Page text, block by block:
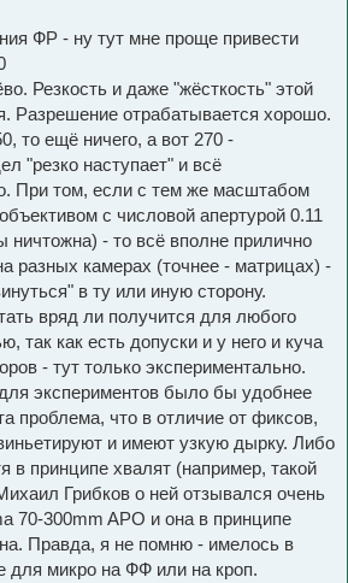
ФР - ну тут мне проще привести
Резкость и даже "жёсткость" этой
Разрешение отрабатывается хорошо.
то ещё ничего, а вот 270 -
"резко наступает" и всё
При том, если с тем же масштабом
с числовой апертурой 0.11
ничтожна) - то всё вполне прилично
разных камерах (точнее - матрицах) -
в ту или иную сторону.
вряд ли получится для любого
так как есть допуски и у него и куча
- тут только экспериментально.
экспериментов было бы удобнее
проблема, что в отличие от фиксов,
и имеют узкую дырку. Либо
в принципе хвалят (например, такой
Грибков о ней отзывался очень
70-300mm APO и она в принципе
Правда, я не помню - имелось в
для микро на ФФ или на кроп.